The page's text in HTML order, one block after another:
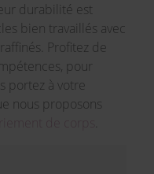
durabilité est
bien travaillés avec
Profitez de
pour
portez à votre
nous proposons